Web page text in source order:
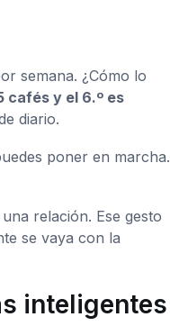
semana. ¿Cómo lo
cafés y el 6.º es
diario.
poner en marcha.
relación. Ese gesto
se vaya con la
inteligentes